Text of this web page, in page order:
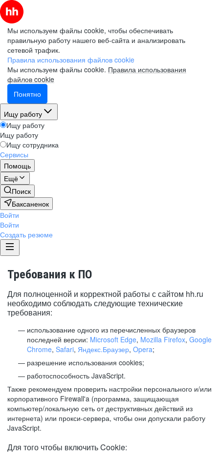
Мы используем файлы cookie, чтобы обеспечивать
правильную работу нашего веб-сайта и анализировать
сетевой трафик.
Правила использования файлов cookie
Мы используем файлы cookie. Правила использования
файлов cookie
Понятно
Ищу работу
Ищу работу
Ищу работу
Ищу сотрудника
Сервисы
Помощь
Ещё
Поиск
Баксаненок
Войти
Войти
Создать резюме
Требования к ПО
Для полноценной и корректной работы с сайтом hh.ru
необходимо соблюдать следующие технические
требования:
использование одного из перечисленных браузеров
последней версии: Microsoft Edge, Mozilla Firefox, Google
Chrome, Safari, Яндекс.Браузер, Opera;
разрешение использования cookies;
работоспособность JavaScript.
Также рекомендуем проверить настройки персонального и/или
корпоративного Firewall'a (программа, защищающая
компьютер/локальную сеть от деструктивных действий из
интернета) или прокси-сервера, чтобы они допускали работу
JavaScript.
Для того чтобы включить Cookie: